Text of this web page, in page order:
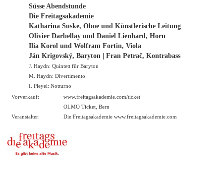
Süsse Abendstunde
Die Freitagsakademie
Katharina Suske, Oboe und Künstlerische Leitung
Olivier Darbellay und Daniel Lienhard, Horn
Ilia Korol und Wolfram Fortin, Viola
Ján Krigovský, Baryton | Fran Petrač, Kontrabass
J. Haydn: Quintett für Baryton
M. Haydn: Divertimento
I. Pleyel: Notturno
Vorverkauf:
www.freitagsakademie.com/ticket
OLMO Ticket, Bern
Veranstalter:
Die Freitagsakademie www.freitagsakademie.com